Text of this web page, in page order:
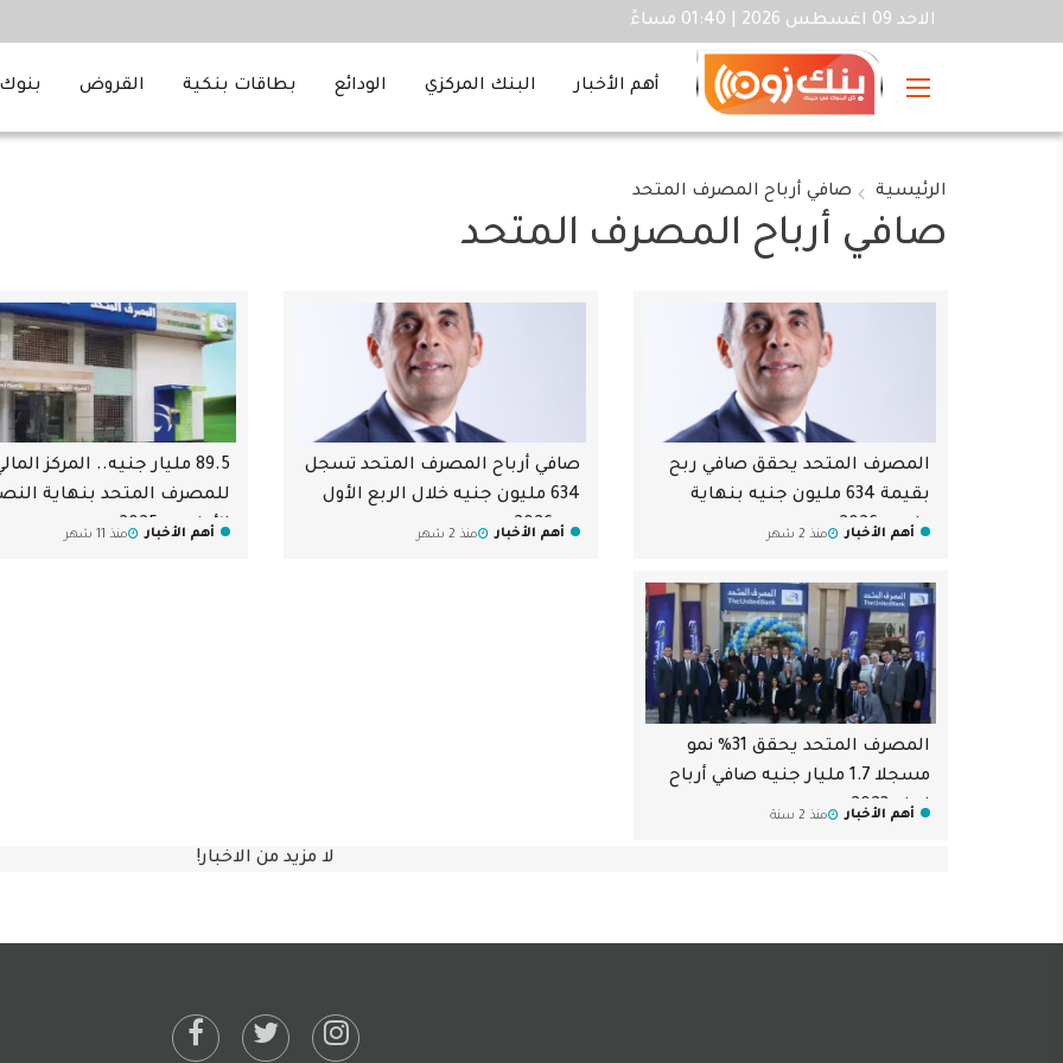
الاحد 09 اغسطس 2026 | 01:40 مساءً
أهم الأخبار البنك المركزي الودائع بطاقات بنكية القروض
الرئيسية صافي أرباح المصرف المتحد
صافي أرباح المصرف المتحد
المصرف المتحد يحقق صافي ربح
بقيمة 634 مليون جنيه بنهاية
مارس 2026
أهم الأخبار منذ 2 شهر
صافي أرباح المصرف المتحد تسجل
634 مليون جنيه خلال الربع الأول
من 2026أهم الأخبار منذ 2 شهر
89.5 مليار جنيه.. المركز
للمصرف المتحد بنهاية
الأول من 2025
أهم الأخبار منذ 11 شهر
المصرف المتحد يحقق 31% نمو
مسجلا 1.7 مليار جنيه صافي أرباح
لعام 2023أهم الأخبار منذ 2 سنة
لا مزيد من الاخبار!